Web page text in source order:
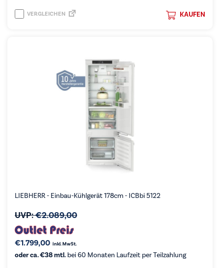
KAUFEN
VERGLEICHEN
LIEBHERR - Einbau-Kühlgerät 178cm - ICBbi 5122
UVP:€2.089,00
€1.799,00 inkl. MwSt.
oder ca. €38 mtl. bei 60 Monaten Laufzeit per Teilzahlung